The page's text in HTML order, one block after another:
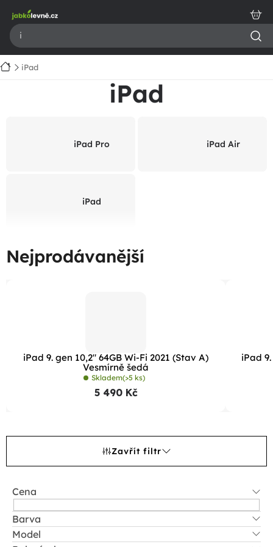
obsah
DomůiPad
iPad
iPad Pro iPad Air
iPad
Nejprodávanější
iPad 9. gen 10,2" 64GB Wi-Fi 2021 (Stav A)
Vesmírně šedá
Skladem(>5 ks)
5 490 Kč
iPad
Zavřít filtr
Cena
Barva
Model